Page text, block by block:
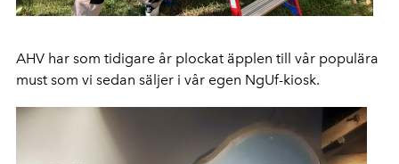
AHV har som tidigare år plockat äpplen till vår populära
must som vi sedan säljer i vår egen NgUf-kiosk.